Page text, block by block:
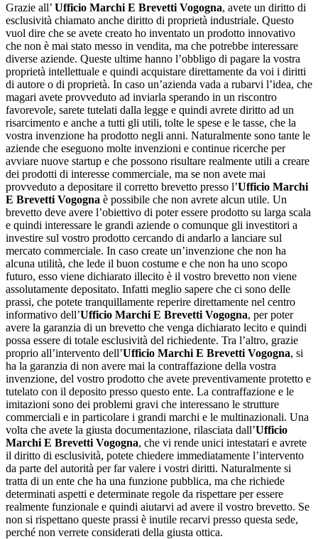
Grazie all’ Ufficio Marchi E Brevetti Vogogna, avete un diritto di
esclusività chiamato anche diritto di proprietà industriale. Questo
vuol dire che se avete creato ho inventato un prodotto innovativo
che non è mai stato messo in vendita, ma che potrebbe interessare
diverse aziende. Queste ultime hanno l’obbligo di pagare la vostra
proprietà intellettuale e quindi acquistare direttamente da voi i diritti
di autore o di proprietà. In caso un’azienda vada a rubarvi l’idea, che
magari avete provveduto ad inviarla sperando in un riscontro
favorevole, sarete tutelati dalla legge e quindi avrete diritto ad un
risarcimento e anche a tutti gli utili, tolte le spese e le tasse, che la
vostra invenzione ha prodotto negli anni. Naturalmente sono tante le
aziende che eseguono molte invenzioni e continue ricerche per
avviare nuove startup e che possono risultare realmente utili a creare
dei prodotti di interesse commerciale, ma se non avete mai
provveduto a depositare il corretto brevetto presso l’Ufficio Marchi
E Brevetti Vogogna è possibile che non avrete alcun utile. Un
brevetto deve avere l’obiettivo di poter essere prodotto su larga scala
e quindi interessare le grandi aziende o comunque gli investitori a
investire sul vostro prodotto cercando di andarlo a lanciare sul
mercato commerciale. In caso create un’invenzione che non ha
alcuna utilità, che lede il buon costume e che non ha uno scopo
futuro, esso viene dichiarato illecito è il vostro brevetto non viene
assolutamente depositato. Infatti meglio sapere che ci sono delle
prassi, che potete tranquillamente reperire direttamente nel centro
informativo dell’Ufficio Marchi E Brevetti Vogogna, per poter
avere la garanzia di un brevetto che venga dichiarato lecito e quindi
possa essere di totale esclusività del richiedente. Tra l’altro, grazie
proprio all’intervento dell’Ufficio Marchi E Brevetti Vogogna, si
ha la garanzia di non avere mai la contraffazione della vostra
invenzione, del vostro prodotto che avete preventivamente protetto e
tutelato con il deposito presso questo ente. La contraffazione e le
imitazioni sono dei problemi gravi che interessano le strutture
commerciali e in particolare i grandi marchi e le multinazionali. Una
volta che avete la giusta documentazione, rilasciata dall’Ufficio
Marchi E Brevetti Vogogna, che vi rende unici intestatari e avrete
il diritto di esclusività, potete chiedere immediatamente l’intervento
da parte del autorità per far valere i vostri diritti. Naturalmente si
tratta di un ente che ha una funzione pubblica, ma che richiede
determinati aspetti e determinate regole da rispettare per essere
realmente funzionale e quindi aiutarvi ad avere il vostro brevetto. Se
non si rispettano queste prassi è inutile recarvi presso questa sede,
perché non verrete considerati della giusta ottica.